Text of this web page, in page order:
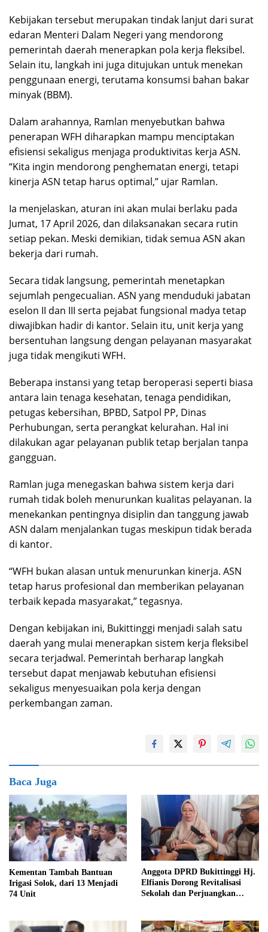
Kebijakan tersebut merupakan tindak lanjut dari surat
edaran Menteri Dalam Negeri yang mendorong
pemerintah daerah menerapkan pola kerja fleksibel.
Selain itu, langkah ini juga ditujukan untuk menekan
penggunaan energi, terutama konsumsi bahan bakar
minyak (BBM).
Dalam arahannya, Ramlan menyebutkan bahwa
penerapan WFH diharapkan mampu menciptakan
efisiensi sekaligus menjaga produktivitas kerja ASN.
“Kita ingin mendorong penghematan energi, tetapi
kinerja ASN tetap harus optimal,” ujar Ramlan.
Ia menjelaskan, aturan ini akan mulai berlaku pada
Jumat, 17 April 2026, dan dilaksanakan secara rutin
setiap pekan. Meski demikian, tidak semua ASN akan
bekerja dari rumah.
Secara tidak langsung, pemerintah menetapkan
sejumlah pengecualian. ASN yang menduduki jabatan
eselon II dan III serta pejabat fungsional madya tetap
diwajibkan hadir di kantor. Selain itu, unit kerja yang
bersentuhan langsung dengan pelayanan masyarakat
juga tidak mengikuti WFH.
Beberapa instansi yang tetap beroperasi seperti biasa
antara lain tenaga kesehatan, tenaga pendidikan,
petugas kebersihan, BPBD, Satpol PP, Dinas
Perhubungan, serta perangkat kelurahan. Hal ini
dilakukan agar pelayanan publik tetap berjalan tanpa
gangguan.
Ramlan juga menegaskan bahwa sistem kerja dari
rumah tidak boleh menurunkan kualitas pelayanan. Ia
menekankan pentingnya disiplin dan tanggung jawab
ASN dalam menjalankan tugas meskipun tidak berada
di kantor.
“WFH bukan alasan untuk menurunkan kinerja. ASN
tetap harus profesional dan memberikan pelayanan
terbaik kepada masyarakat,” tegasnya.
Dengan kebijakan ini, Bukittinggi menjadi salah satu
daerah yang mulai menerapkan sistem kerja fleksibel
secara terjadwal. Pemerintah berharap langkah
tersebut dapat menjawab kebutuhan efisiensi
sekaligus menyesuaikan pola kerja dengan
perkembangan zaman.
Baca Juga
Kementan Tambah Bantuan
Irigasi Solok, dari 13 Menjadi
74 Unit
Anggota DPRD Bukittinggi Hj.
Elfianis Dorong Revitalisasi
Sekolah dan Perjuangkan